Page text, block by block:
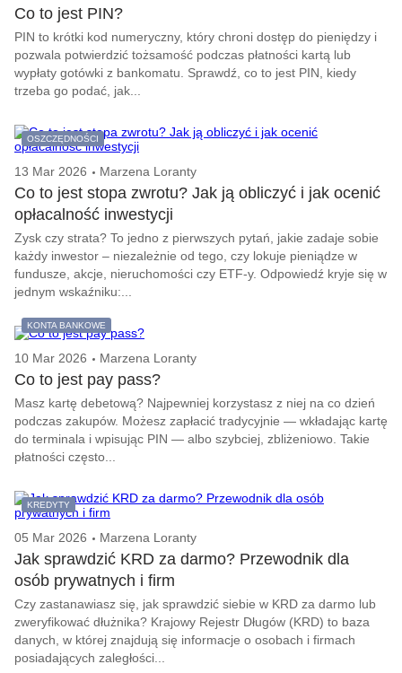
Co to jest PIN?
PIN to krótki kod numeryczny, który chroni dostęp do pieniędzy i
pozwala potwierdzić tożsamość podczas płatności kartą lub
wypłaty gotówki z bankomatu. Sprawdź, co to jest PIN, kiedy
trzeba go podać, jak...
OSZCZĘDNOŚCI
13 Mar 2026 Marzena Loranty
Co to jest stopa zwrotu? Jak ją obliczyć i jak ocenić
opłacalność inwestycji
Zysk czy strata? To jedno z pierwszych pytań, jakie zadaje sobie
każdy inwestor – niezależnie od tego, czy lokuje pieniądze w
fundusze, akcje, nieruchomości czy ETF-y. Odpowiedź kryje się w
jednym wskaźniku:...
KONTA BANKOWE
10 Mar 2026 Marzena Loranty
Co to jest pay pass?
Masz kartę debetową? Najpewniej korzystasz z niej na co dzień
podczas zakupów. Możesz zapłacić tradycyjnie — wkładając kartę
do terminala i wpisując PIN — albo szybciej, zbliżeniowo. Takie
płatności często...
KREDYTY
05 Mar 2026 Marzena Loranty
Jak sprawdzić KRD za darmo? Przewodnik dla
osób prywatnych i firm
Czy zastanawiasz się, jak sprawdzić siebie w KRD za darmo lub
zweryfikować dłużnika? Krajowy Rejestr Długów (KRD) to baza
danych, w której znajdują się informacje o osobach i firmach
posiadających zaległości...